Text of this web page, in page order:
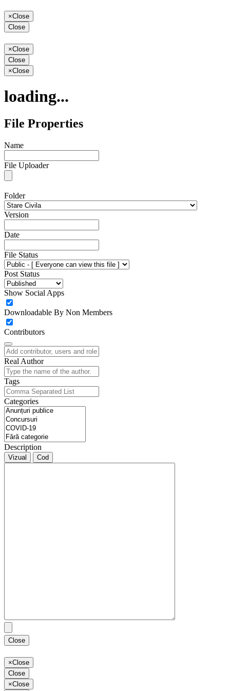
×Close
Close
×Close
Close
×Close
loading...
File Properties
Name
File Uploader
Folder
Version
Date
File Status
Post Status
Show Social Apps
Downloadable By Non Members
Contributors
Real Author
Tags
Categories
Description
Vizual Cod
Close
×Close
Close
×Close